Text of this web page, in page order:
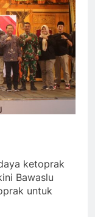
ketoprak
Bawaslu
untuk